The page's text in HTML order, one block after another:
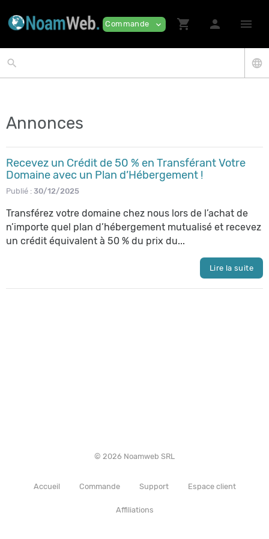
Commande expand_more shopping_cart person menu
search language
Annonces
Recevez un Crédit de 50 % en Transférant Votre
Domaine avec un Plan d’Hébergement !
Publié : 30/12/2025
Transférez votre domaine chez nous lors de l’achat de
n’importe quel plan d’hébergement mutualisé et recevez
un crédit équivalent à 50 % du prix du...
Lire la suite
© 2026 Noamweb SRL
Accueil Commande Support Espace client
Affiliations